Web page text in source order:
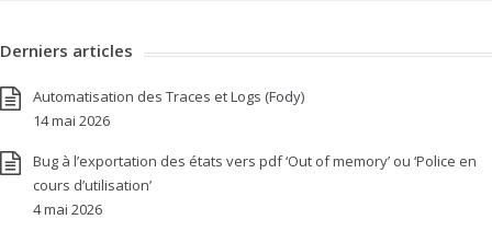
Derniers articles
Automatisation des Traces et Logs (Fody)
14 mai 2026
Bug à l’exportation des états vers pdf ‘Out of memory’ ou ‘Police en
cours d’utilisation’
4 mai 2026